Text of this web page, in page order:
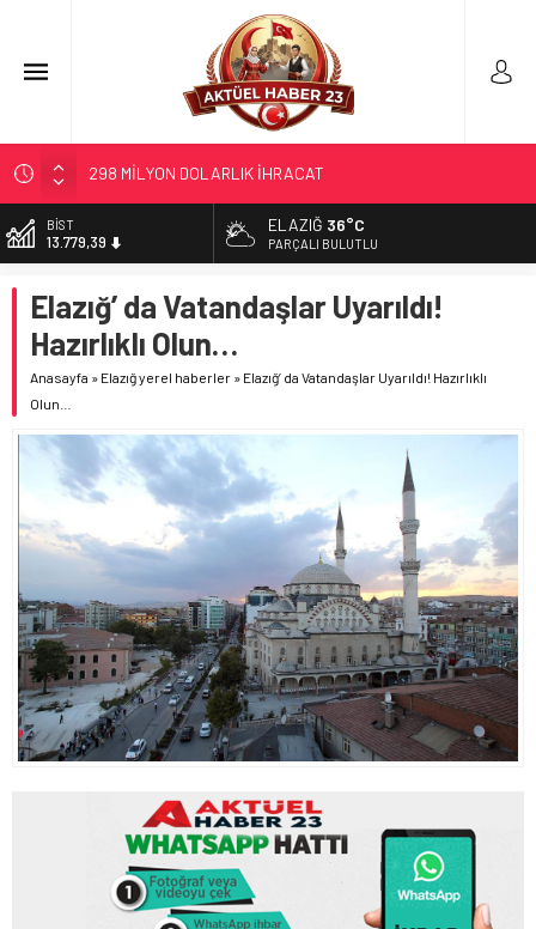
298 MİLYON DOLARLIK İHRACAT
ERDEM; ENTÜBE EDİLDİ…
ELAZIĞ’DA TEFECİLİK OPERASYONU
YRP’DEN, KARAYOLCULARA TEŞEKKÜR
BİST
13.779,39
47,7111
EURO
55,1881
ALTIN
ELAZIĞ 36°C
PARÇALI BULUTLU
Elazığ’ da Vatandaşlar Uyarıldı!
Hazırlıklı Olun…
Anasayfa » Elazığ yerel haberler » Elazığ’ da Vatandaşlar Uyarıldı! Hazırlıklı
Olun…